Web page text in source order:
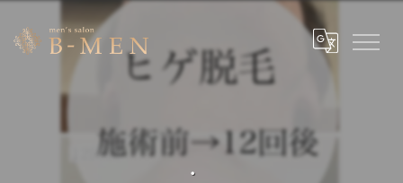
．